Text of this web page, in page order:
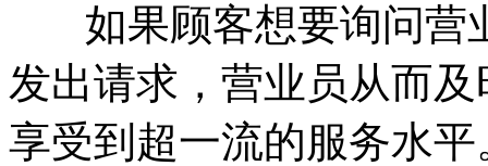
如果顾客想要询问营
发出请求，营业员从而
享受到超一流的服务水平